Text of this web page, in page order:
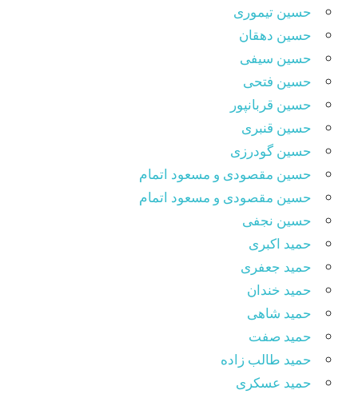
حسین تیموری
حسین دهقان
حسین سیفی
حسین فتحی
حسین قربانپور
حسین قنبری
حسین گودرزی
حسین مقصودى و مسعود اتمام
حسین مقصودی و مسعود اتمام
حسین نجفی
حمید اکبری
حمید جعفری
حمید خندان
حمید شاهی
حمید صفت
حمید طالب زاده
حمید عسکری